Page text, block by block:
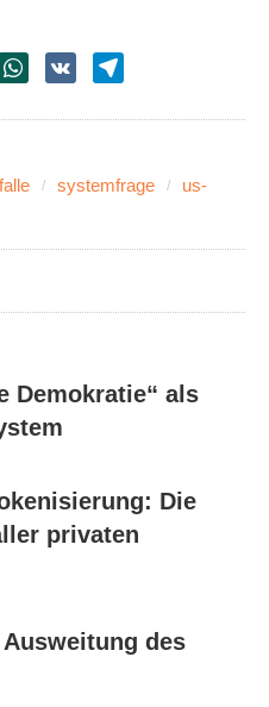
systemfrage
us-
Demokratie“ als
Die
privaten
des